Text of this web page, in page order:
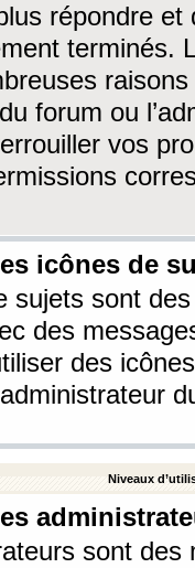
répondre
terminés.
forum ou
vos
icônes de
sujets sont
des
des
Niveaux
sont